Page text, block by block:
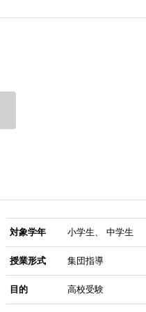
対象学年 小学生 中学生
授業形式 集団指導
目的 高校受験